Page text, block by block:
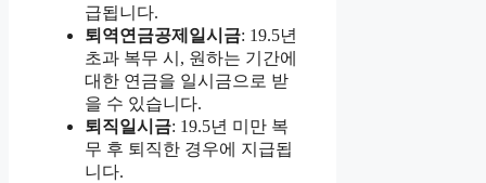
급됩니다.
퇴역연금공제일시금: 19.5년
초과 복무 시, 원하는 기간에
대한 연금을 일시금으로 받
을 수 있습니다.
퇴직일시금: 19.5년 미만 복
무 후 퇴직한 경우에 지급됩
니다.